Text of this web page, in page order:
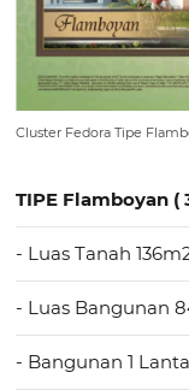
Cluster Fedora Tipe
TIPE Flamboyan (
- Luas Tanah
- Luas Bangunan
- Bangunan 1